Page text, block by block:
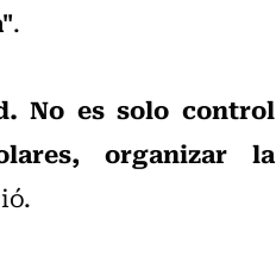
.
No es solo control
organizar la